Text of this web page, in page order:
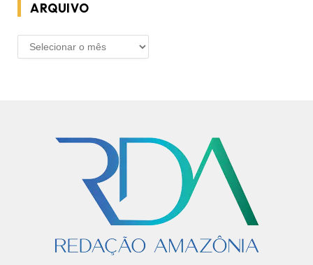
ARQUIVO
ARQUIVO